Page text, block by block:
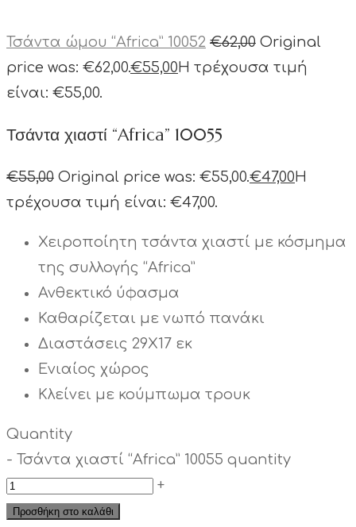
Τσάντα ώμου “Africa” 10052 €62,00 Original
price was: €62,00.€55,00 Η τρέχουσα τιμή
είναι: €55,00.
Τσάντα χιαστί “Africa” 10055
€55,00 Original price was: €55,00.€47,00 Η
τρέχουσα τιμή είναι: €47,00.
Χειροποίητη τσάντα χιαστί με κόσμημα
της συλλογής “Africa”
Ανθεκτικό ύφασμα
Καθαρίζεται με νωπό πανάκι
Διαστάσεις 29Χ17 εκ
Ενιαίος χώρος
Κλείνει με κούμπωμα τρουκ
Quantity
- Τσάντα χιαστί “Africa” 10055 quantity
+
Προσθήκη στο καλάθι